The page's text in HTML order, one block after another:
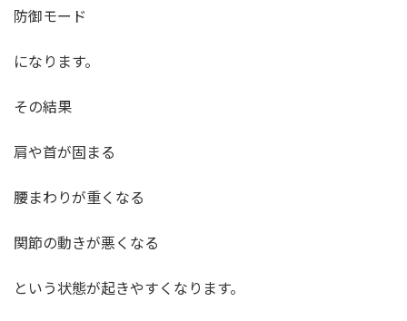
防御モード
になります。
その結果
肩や首が固まる
腰まわりが重くなる
関節の動きが悪くなる
という状態が起きやすくなります。